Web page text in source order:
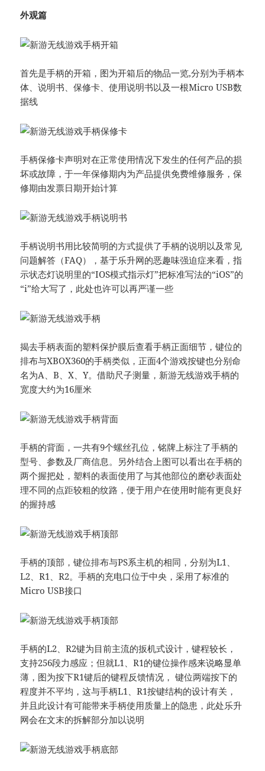
外观篇
首先是手柄的开箱，图为开箱后的物品一览,分别为手柄本
体、说明书、保修卡、使用说明书以及一根Micro USB数
据线
手柄保修卡声明对在正常使用情况下发生的任何产品的损
坏或故障，于一年保修期内为产品提供免费维修服务，保
修期由发票日期开始计算
手柄说明书用比较简明的方式提供了手柄的说明以及常见
问题解答（FAQ），基于乐升网的恶趣味强迫症来看，指
示状态灯说明里的“IOS模式指示灯”把标准写法的“iOS”的
“i”给大写了，此处也许可以再严谨一些
揭去手柄表面的塑料保护膜后查看手柄正面细节，键位的
排布与XBOX360的手柄类似，正面4个游戏按键也分别命
名为A、B、X、Y。借助尺子测量，新游无线游戏手柄的
宽度大约为16厘米
手柄的背面，一共有9个螺丝孔位，铭牌上标注了手柄的
型号、参数及厂商信息。另外结合上图可以看出在手柄的
两个握把处，塑料的表面使用了与其他部位的磨砂表面处
理不同的点距较粗的纹路，便于用户在使用时能有更良好
的握持感
手柄的顶部，键位排布与PS系主机的相同，分别为L1、
L2、R1、R2。手柄的充电口位于中央，采用了标准的
Micro USB接口
手柄的L2、R2键为目前主流的扳机式设计，键程较长，
支持256段力感应；但就L1、R1的键位操作感来说略显单
薄，图为按下R1键后的键程反馈情况， 键位两端按下的
程度并不平均，这与手柄L1、R1按键结构的设计有关，
并且此设计有可能带来手柄使用质量上的隐患，此处乐升
网会在文末的拆解部分加以说明